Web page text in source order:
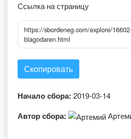
Ссылка на страницу
https://sbordeneg.com/explore/
blagodaren.html
Скопировать
Начало сбора: 2019-03-14
Автор сбора: